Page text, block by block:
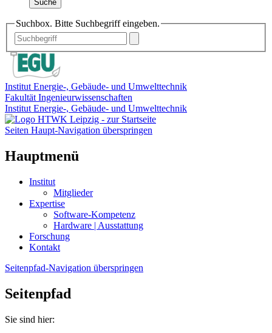
Suche
Suchbox. Bitte Suchbegriff eingeben.
Institut Energie-, Gebäude- und Umwelttechnik
Fakultät Ingenieurwissenschaften
Institut Energie-, Gebäude- und Umwelttechnik
Seiten Haupt-Navigation überspringen
Hauptmenü
Institut
Mitglieder
Expertise
Software-Kompetenz
Hardware | Ausstattung
Forschung
Kontakt
Seitenpfad-Navigation überspringen
Seitenpfad
Sie sind hier: